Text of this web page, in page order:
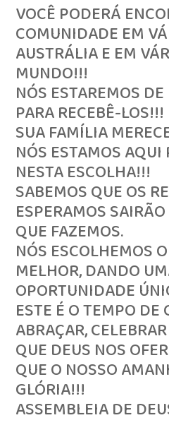
VOCÊ PODERÁ
COMUNIDADE EM
AUSTRÁLIA E EM
MUNDO!!!
NÓS ESTAREMOS
PARA RECEBÊ-LOS!!!
SUA FAMÍLIA
NÓS ESTAMOS
NESTA ESCOLHA!!!
SABEMOS QUE OS
ESPERAMOS
QUE FAZEMOS.
NÓS ESCOLHEMOS
MELHOR, DANDO
OPORTUNIDADE
ESTE É O TEMPO DE
ABRAÇAR,
QUE DEUS NOS
QUE O NOSSO
GLÓRIA!!!
ASSEMBLEIA DE